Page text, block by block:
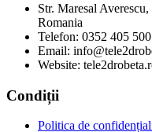
Str. Maresal
Romania
Telefon: 0352 405 500
Email:
Website:
Condiții
Politica de